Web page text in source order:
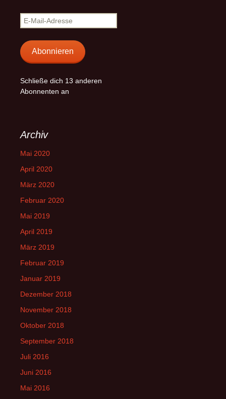
E-
Mail-
Adresse
Abonnieren
Schließe dich 13 anderen
Abonnenten an
Archiv
Mai 2020
April 2020
März 2020
Februar 2020
Mai 2019
April 2019
März 2019
Februar 2019
Januar 2019
Dezember 2018
November 2018
Oktober 2018
September 2018
Juli 2016
Juni 2016
Mai 2016